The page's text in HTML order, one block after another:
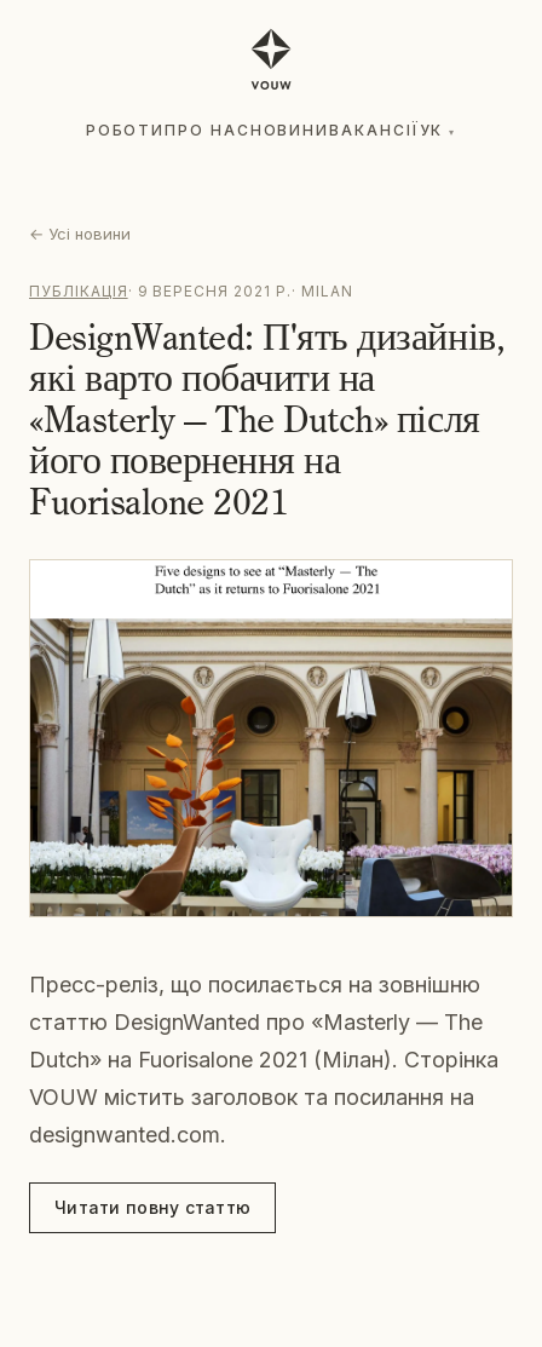
РОБОТИПРО НАС НОВИНИВАКАНСІЇ УК ▾
← Усі новини
ПУБЛІКАЦІЯ · 9 ВЕРЕСНЯ 2021 Р. · MILAN
DesignWanted: П'ять дизайнів,
які варто побачити на
«Masterly — The Dutch» після
його повернення на
Fuorisalone 2021
Пресс-реліз, що посилається на зовнішню
статтю DesignWanted про «Masterly — The
Dutch» на Fuorisalone 2021 (Мілан). Сторінка
VOUW містить заголовок та посилання на
designwanted.com.
Читати повну статтю